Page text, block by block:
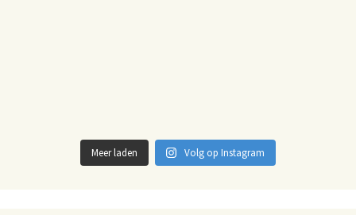
Meer laden Volg op Instagram